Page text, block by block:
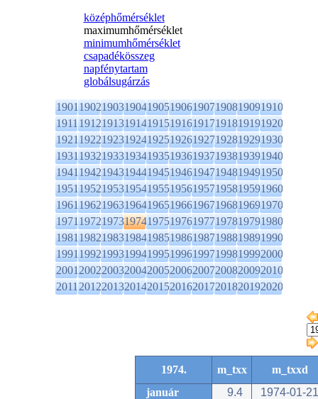
középhőmérséklet
maximumhőmérséklet
minimumhőmérséklet
csapadékösszeg
napfénytartam
globálsugárzás
1901190219031904190519061907190819091910
1911191219131914191519161917191819191920
1921192219231924192519261927192819291930
1931193219331934193519361937193819391940
1941194219431944194519461947194819491950
1951195219531954195519561957195819591960
1961196219631964196519661967196819691970
1971197219731974197519761977197819791980
1981198219831984198519861987198819891990
1991199219931994199519961997199819992000
2001200220032004200520062007200820092010
2011201220132014201520162017201820192020
1974. m_txx
m_txxd
január
9.4
1974-01-21